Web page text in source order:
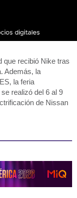
que recibió Nike tras
Además, la
la feria
realizó del 6 al 9
de Nissan